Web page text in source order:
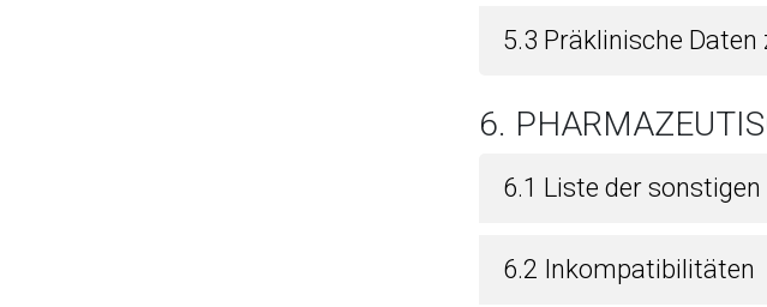
5.3 Präklinische
6.
6.1 Liste der
6.2 Inkompatibilitäten